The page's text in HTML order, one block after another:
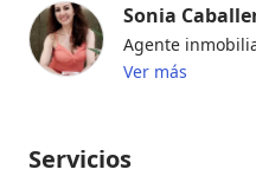
Sonia
Agente
Ver más
Servicios